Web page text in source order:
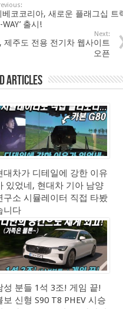
베코코리아, 새로운 플래그십 트
WAY’ 출시!
Next:
제주도 전용 전기차 웹사이트
오픈
Articles
대차가 디테일에 강한 이유
있었네, 현대차 기아 남양
구소 시뮬레이터 직접 타봤
니다
성 분들 1석 3조! 게임 끝!
보 신형 S90 T8 PHEV 시승